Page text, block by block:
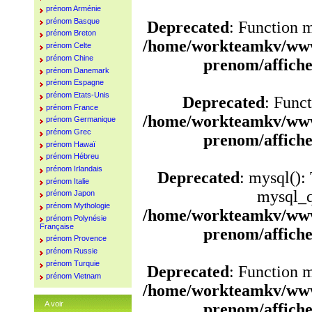
Deprecated: Function
/home/workteamkv/
prenom/
Deprecated:
/home/workteamkv/
prenom/
Deprecated: mysql():
/home/workteamkv/
prenom/
Deprecated: Function
/home/workteamkv/
prénom Arménie
prénom Basque
prénom Breton
prénom Celte
prénom Chine
prénom Danemark
prénom Espagne
prénom Etats-Unis
prénom France
prénom Germanique
prénom Grec
prénom Hawaï
prénom Hébreu
prénom Irlandais
prénom Italie
prénom Japon
prénom Mythologie
prénom Polynésie
Française
prénom Provence
prénom Russie
prénom Turquie
prénom Vietnam
A voir